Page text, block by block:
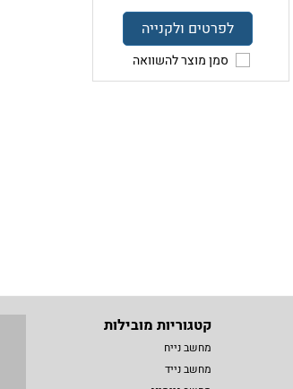
לפרטים ולקנייה
סמן מוצר להשוואה
קטגוריות מובילות
מחשב נייח
מחשב נייד